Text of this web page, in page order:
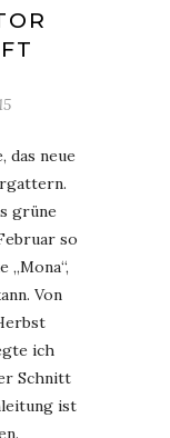
das neue
grüne
so
„Mona“,
Von
ich
Schnitt
ist